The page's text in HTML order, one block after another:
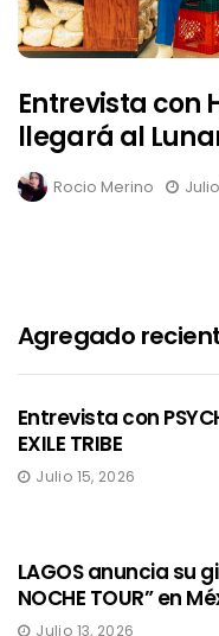
Entrevista con
llegará al
Rocio Merino
Agregado
Entrevista con
EXILE TRIBE
Julio 15, 2026
LAGOS anuncia su
NOCHE TOUR” en
Julio 13, 2026